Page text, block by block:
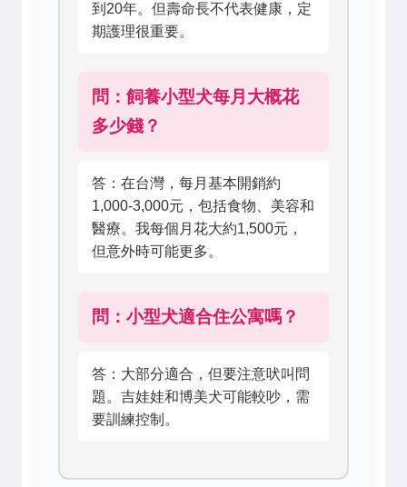
到20年。但壽命長不代表健康，定
期護理很重要。
問：飼養小型犬每月大概花
多少錢？
答：在台灣，每月基本開銷約
1,000-3,000元，包括食物、美容和
醫療。我每個月花大約1,500元，
但意外時可能更多。
問：小型犬適合住公寓嗎？
答：大部分適合，但要注意吠叫問
題。吉娃娃和博美犬可能較吵，需
要訓練控制。